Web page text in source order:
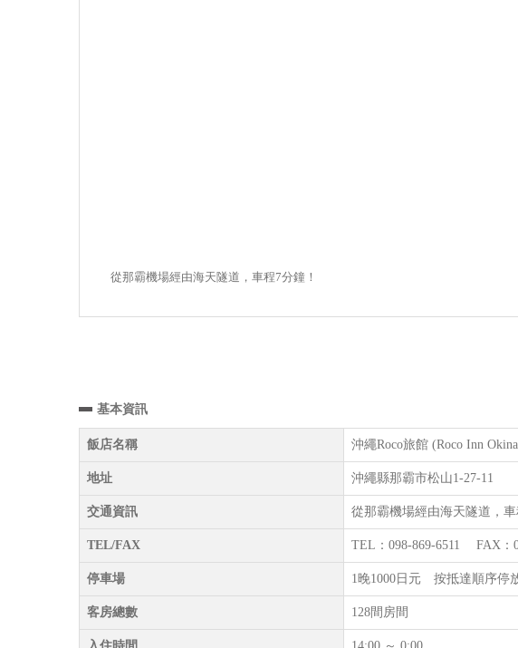
從那霸機場經由海天隧道，車程7分鐘！
基本資訊
飯店名稱 沖繩Roco旅館 (Roco Inn
地址 沖繩縣那霸市松山1-27-11
交通資訊 從那霸機場經由海天隧道，車
TEL/FAX TEL：098-869-6511 FAX：
停車場 1晚1000日元 按抵達順序停
客房總數 128間房間